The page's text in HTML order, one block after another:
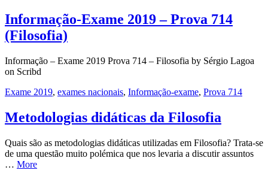
Informação-Exame 2019 – Prova 714
(Filosofia)
Informação – Exame 2019 Prova 714 – Filosofia by Sérgio Lagoa
on Scribd
Exame 2019, exames nacionais, Informação-exame, Prova 714
Metodologias didáticas da Filosofia
Quais são as metodologias didáticas utilizadas em Filosofia? Trata-se
de uma questão muito polémica que nos levaria a discutir assuntos
… More